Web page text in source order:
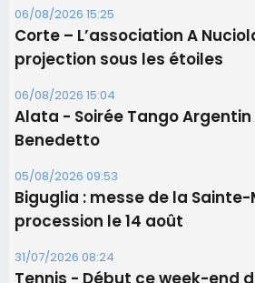
05/08/2026 09:53
Biguglia : messe de la
procession le 14 août
31/07/2026 08:24
Tennis - Début ce week-end
RCPV
31/07/2026 08:22
82ème anniversaire de la
Commandant Antoine de